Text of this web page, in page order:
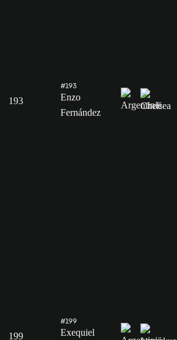
193
#193
Enzo
Fernández
199
#199
Exequiel